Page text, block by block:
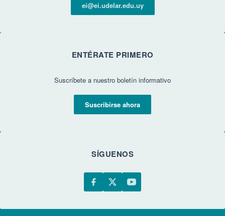
ei@ei.udelar.edu.uy
ENTÉRATE PRIMERO
Suscríbete a nuestro boletín informativo
Suscribirse ahora
SÍGUENOS